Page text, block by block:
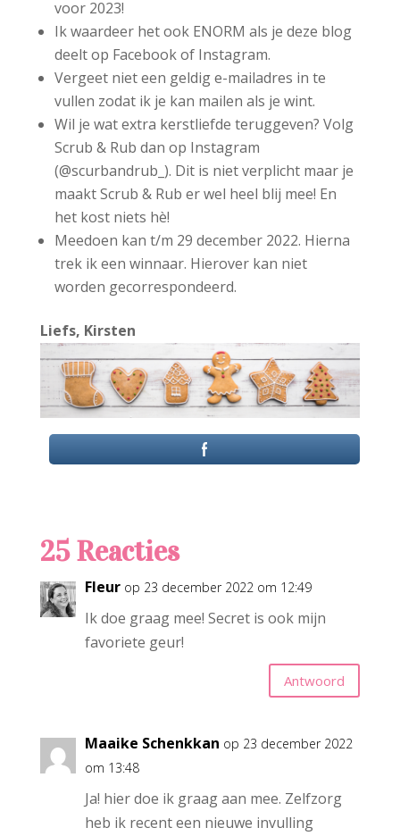
voor 2023!
Ik waardeer het ook ENORM als je deze blog
deelt op Facebook of Instagram.
Vergeet niet een geldig e-mailadres in te
vullen zodat ik je kan mailen als je wint.
Wil je wat extra kerstliefde teruggeven? Volg
Scrub & Rub dan op Instagram
(@scurbandrub_). Dit is niet verplicht maar je
maakt Scrub & Rub er wel heel blij mee! En
het kost niets hè!
Meedoen kan t/m 29 december 2022. Hierna
trek ik een winnaar. Hierover kan niet
worden gecorrespondeerd.
Liefs, Kirsten
25 Reacties
Fleur op 23 december 2022 om 12:49
Ik doe graag mee! Secret is ook mijn
favoriete geur!
Antwoord
Maaike Schenkkan op 23 december 2022
om 13:48
Ja! hier doe ik graag aan mee. Zelfzorg
heb ik recent een nieuwe invulling